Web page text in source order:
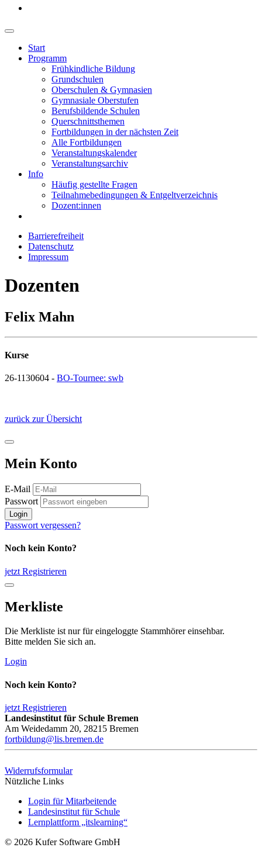
Start
Programm
Frühkindliche Bildung
Grundschulen
Oberschulen & Gymnasien
Gymnasiale Oberstufen
Berufsbildende Schulen
Querschnittsthemen
Fortbildungen in der nächsten Zeit
Alle Fortbildungen
Veranstaltungskalender
Veranstaltungsarchiv
Info
Häufig gestellte Fragen
Teilnahmebedingungen & Entgeltverzeichnis
Dozent:innen
Barrierefreiheit
Datenschutz
Impressum
Dozenten
Felix Mahn
Kurse
26-1130604 - BO-Tournee: swb
zurück zur Übersicht
Mein Konto
E-Mail
Passwort
Login
Passwort vergessen?
Noch kein Konto?
jetzt Registrieren
Merkliste
Die Merkliste ist nur für eingeloggte Stammhörer einsehbar.
Bitte melden Sie sich an.
Login
Noch kein Konto?
jetzt Registrieren
Landesinstitut für Schule Bremen
Am Weidedamm 20, 28215 Bremen
fortbildung@lis.bremen.de
Widerrufsformular
Nützliche Links
Login für Mitarbeitende
Landesinstitut für Schule
Lernplattform „itslearning“
© 2026 Kufer Software GmbH